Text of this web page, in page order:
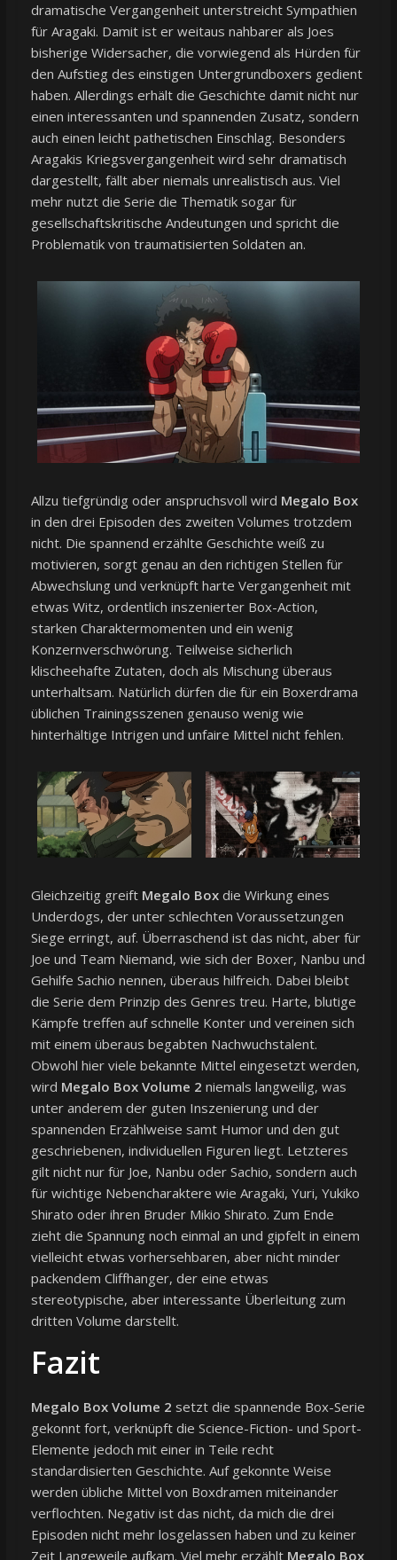
dramatische Vergangenheit unterstreicht Sympathien
für Aragaki. Damit ist er weitaus nahbarer als Joes
bisherige Widersacher, die vorwiegend als Hürden für
den Aufstieg des einstigen Untergrundboxers gedient
haben. Allerdings erhält die Geschichte damit nicht nur
einen interessanten und spannenden Zusatz, sondern
auch einen leicht pathetischen Einschlag. Besonders
Aragakis Kriegsvergangenheit wird sehr dramatisch
dargestellt, fällt aber niemals unrealistisch aus. Viel
mehr nutzt die Serie die Thematik sogar für
gesellschaftskritische Andeutungen und spricht die
Problematik von traumatisierten Soldaten an.
Allzu tiefgründig oder anspruchsvoll wird Megalo Box
in den drei Episoden des zweiten Volumes trotzdem
nicht. Die spannend erzählte Geschichte weiß zu
motivieren, sorgt genau an den richtigen Stellen für
Abwechslung und verknüpft harte Vergangenheit mit
etwas Witz, ordentlich inszenierter Box-Action,
starken Charaktermomenten und ein wenig
Konzernverschwörung. Teilweise sicherlich
klischeehafte Zutaten, doch als Mischung überaus
unterhaltsam. Natürlich dürfen die für ein Boxerdrama
üblichen Trainingsszenen genauso wenig wie
hinterhältige Intrigen und unfaire Mittel nicht fehlen.
Gleichzeitig greift Megalo Boxdie Wirkung eines
Underdogs, der unter schlechten Voraussetzungen
Siege erringt, auf. Überraschend ist das nicht, aber für
Joe und Team Niemand, wie sich der Boxer, Nanbu und
Gehilfe Sachio nennen, überaus hilfreich. Dabei bleibt
die Serie dem Prinzip des Genres treu. Harte, blutige
Kämpfe treffen auf schnelle Konter und vereinen sich
mit einem überaus begabten Nachwuchstalent.
Obwohl hier viele bekannte Mittel eingesetzt werden,
wird Megalo Box Volume 2 niemals langweilig, was
unter anderem der guten Inszenierung und der
spannenden Erzählweise samt Humor und den gut
geschriebenen, individuellen Figuren liegt. Letzteres
gilt nicht nur für Joe, Nanbu oder Sachio, sondern auch
für wichtige Nebencharaktere wie Aragaki, Yuri, Yukiko
Shirato oder ihren Bruder Mikio Shirato. Zum Ende
zieht die Spannung noch einmal an und gipfelt in einem
vielleicht etwas vorhersehbaren, aber nicht minder
packendem Cliffhanger, der eine etwas
stereotypische, aber interessante Überleitung zum
dritten Volume darstellt.
Fazit
Megalo Box Volume 2 setzt die spannende Box-Serie
gekonnt fort, verknüpft die Science-Fiction- und Sport-
Elemente jedoch mit einer in Teile recht
standardisierten Geschichte. Auf gekonnte Weise
werden übliche Mittel von Boxdramen miteinander
verflochten. Negativ ist das nicht, da mich die drei
Episoden nicht mehr losgelassen haben und zu keiner
Zeit Langeweile aufkam. Viel mehr erzählt Megalo Box